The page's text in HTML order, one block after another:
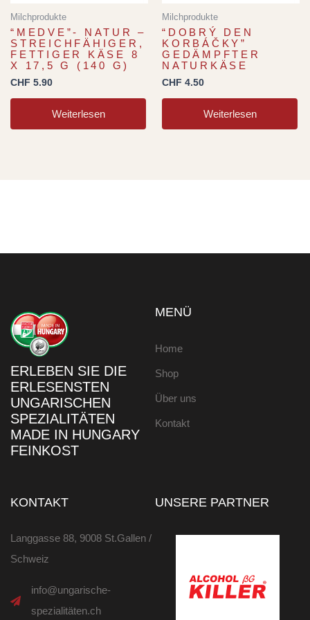
Milchprodukte
“MEDVE”- NATUR –
STREICHFÄHIGER,
FETTIGER KÄSE 8
X 17,5 G (140 G)
CHF 5.90
Weiterlesen
Milchprodukte
“DOBRÝ DEN
KORBÁČKY”
GEDÄMPFTER
NATURKÄSE
CHF 4.50
Weiterlesen
ERLEBEN SIE DIE
ERLESENSTEN
UNGARISCHEN
SPEZIALITÄTEN
MADE IN HUNGARY
FEINKOST
MENÜ
Home
Shop
Über uns
Kontakt
KONTAKT
Langgasse 88, 9008 St.Gallen /
Schweiz
info@ungarische-
spezialitäten.ch
UNSERE PARTNER